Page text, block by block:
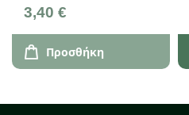
3,40 €
Προσθήκη